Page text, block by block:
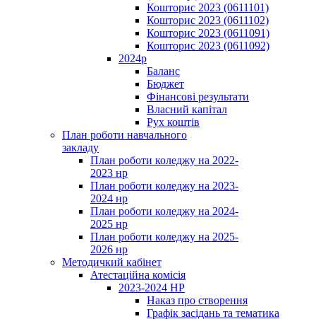
Кошторис 2023 (0611101)
Кошторис 2023 (0611102)
Кошторис 2023 (0611091)
Кошторис 2023 (0611092)
2024р
Баланс
Бюджет
Фінансові результати
Власний капітал
Рух коштів
План роботи навчального
закладу
План роботи коледжу на 2022-
2023 нр
План роботи коледжу на 2023-
2024 нр
План роботи коледжу на 2024-
2025 нр
План роботи коледжу на 2025-
2026 нр
Методичкий кабінет
Атестаційна комісія
2023-2024 НР
Наказ про створення
Графік засідань та тематика